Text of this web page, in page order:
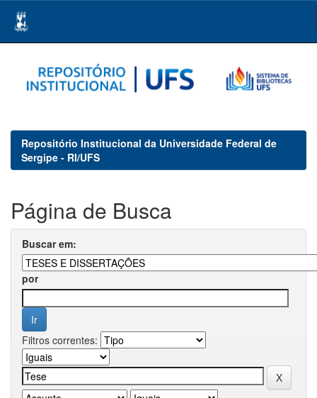
navigation
Repositório Institucional da Universidade Federal de
Sergipe - RI/UFS
Página de Busca
Buscar em:
por
Filtros correntes: